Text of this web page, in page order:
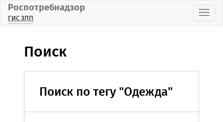
Роспотребнадзор
ГИС ЗПП
Поиск
Поиск по тегу "Одежда"